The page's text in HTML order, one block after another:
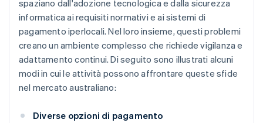
spaziano dall'adozione tecnologica e dalla sicurezza
informatica ai requisiti normativi e ai sistemi di
pagamento iperlocali. Nel loro insieme, questi problemi
creano un ambiente complesso che richiede vigilanza e
adattamento continui. Di seguito sono illustrati alcuni
modi in cui le attività possono affrontare queste sfide
nel mercato australiano:
Diverse opzioni di pagamento